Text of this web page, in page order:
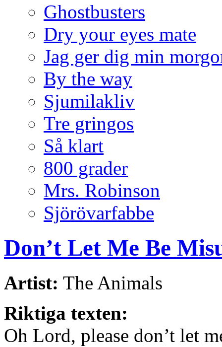
Ghostbusters
Dry your eyes mate
Jag ger dig min
By the way
Sjumilakliv
Tre gringos
Så klart
800 grader
Mrs. Robinson
Sjörövarfabbe
Don’t Let Me Be
Artist: The Animals
Riktiga texten:
Oh Lord, please don’t let